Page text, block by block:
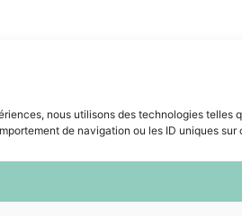
nous utilisons des technologies
de navigation ou les ID uniques